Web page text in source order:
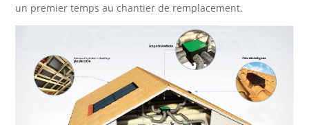
un premier temps au chantier de remplacement.